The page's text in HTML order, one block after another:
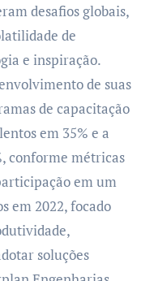
desafios globais,
de
e inspiração.
de suas
de capacitação
em 35% e a
conforme métricas
em um
em 2022, focado
soluções